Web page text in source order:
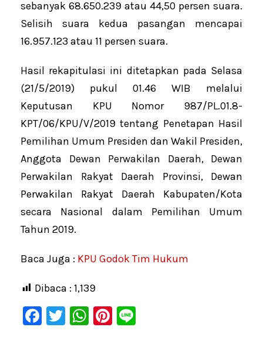
sebanyak 68.650.239 atau 44,50 persen suara.
Selisih suara kedua pasangan mencapai
16.957.123 atau 11 persen suara.
Hasil rekapitulasi ini ditetapkan pada Selasa
(21/5/2019) pukul 01.46 WIB melalui
Keputusan KPU Nomor 987/PL.01.8-
KPT/06/KPU/V/2019 tentang Penetapan Hasil
Pemilihan Umum Presiden dan Wakil Presiden,
Anggota Dewan Perwakilan Daerah, Dewan
Perwakilan Rakyat Daerah Provinsi, Dewan
Perwakilan Rakyat Daerah Kabupaten/Kota
secara Nasional dalam Pemilihan Umum
Tahun 2019.
Baca Juga : KPU Godok Tim Hukum
Dibaca : 1,139
F
T
W Pi